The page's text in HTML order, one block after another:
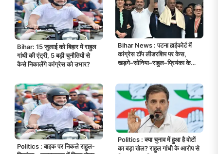
Bihar: 15 जुलाई को बिहार में राहुल
गांधी की एंट्री, 5 बड़ी चुनौतियों से
कैसे निकालेंगे कांग्रेस को उभार?
Bihar News : पटना हाईकोर्ट में
कांग्रेस टॉप लीडरशिप पर केस,
खड़गे–सोनिया–राहुल–प्रियंका के
Politics : बाइक पर निकले राहुल-
Politics : क्या चुनाव में हुआ है वोटों
का बड़ा खेल? राहुल गांधी के आरोप से